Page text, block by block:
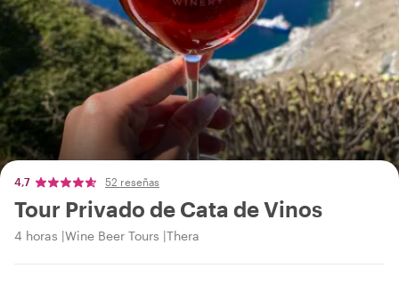
4,7 52 reseñas
Tour Privado de Cata de Vinos
4 horas Wine Beer Tours Thera